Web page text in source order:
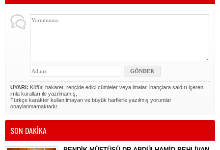
UYARI: Küfür, hakaret, rencide edici cümleler veya imalar, inançlara saldırı içeren,
imla kuralları ile yazılmamış,
Türkçe karakter kullanılmayan ve büyük harflerle yazılmış yorumlar
onaylanmamaktadır.
SON DAKİKA